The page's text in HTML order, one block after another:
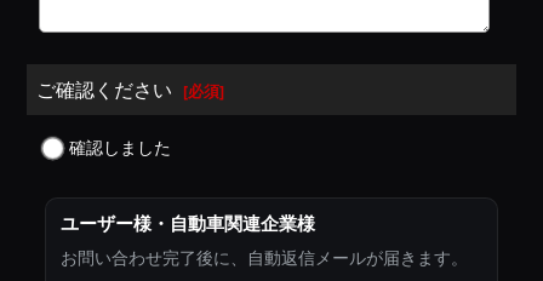
ご確認ください [必須]
確認しました
ユーザー様・自動車関連企業様
お問い合わせ完了後に、自動返信メールが届きます。